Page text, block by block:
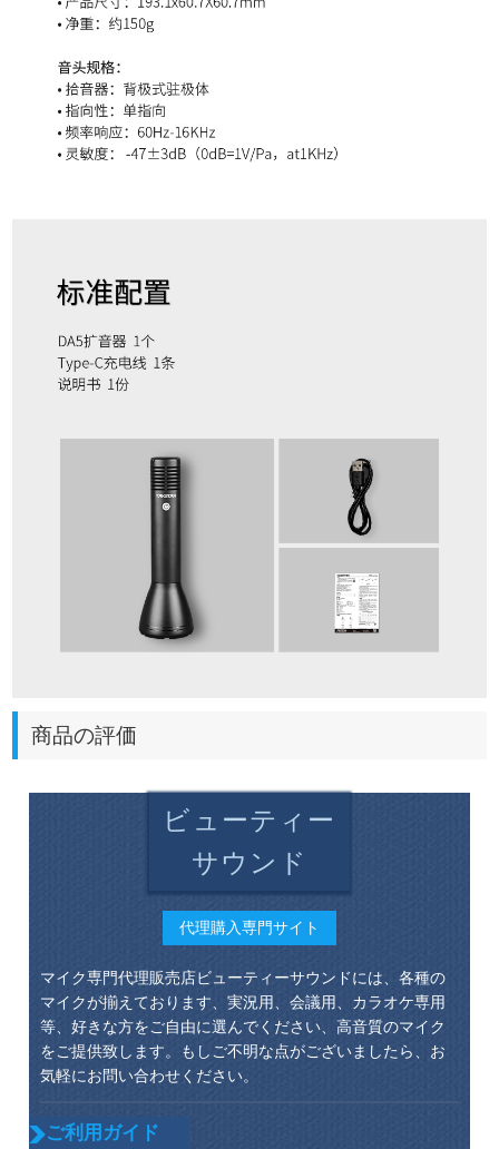
商品の評価
ビューティー
サウンド
代理購入専門サイト
マイク専門代理販売店ビューティーサウンドには、各種の
マイクが揃えております、実況用、会議用、カラオケ専用
等、好きな方をご自由に選んでください、高音質のマイク
をご提供致します。もしご不明な点がございましたら、お
気軽にお問い合わせください。
ご利用ガイド